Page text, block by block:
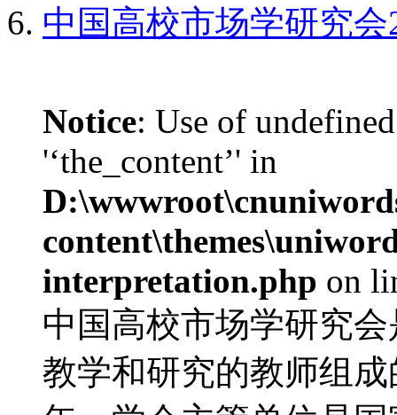
中国高校市场学研究会
Notice: Use of
'‘the_content’' in
interpretation.php on
中国高校市场学研究
教学和研究的教师组